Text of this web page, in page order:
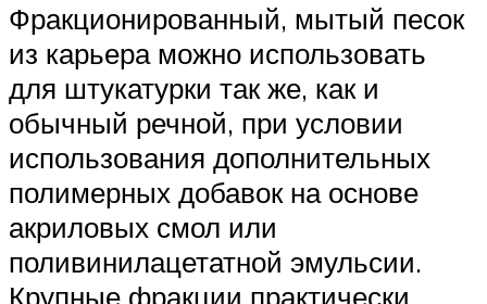
Фракционированный, мытый песок
из карьера можно использовать
для штукатурки так же, как и
обычный речной, при условии
использования дополнительных
полимерных добавок на основе
акриловых смол или
поливинилацетатной эмульсии.
Крупные фракции практически